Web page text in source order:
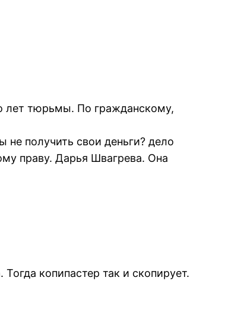
лет тюрьмы. По гражданскому,
получить свои деньги? дело
праву. Дарья Швагрева. Она
копипастер так и скопирует.